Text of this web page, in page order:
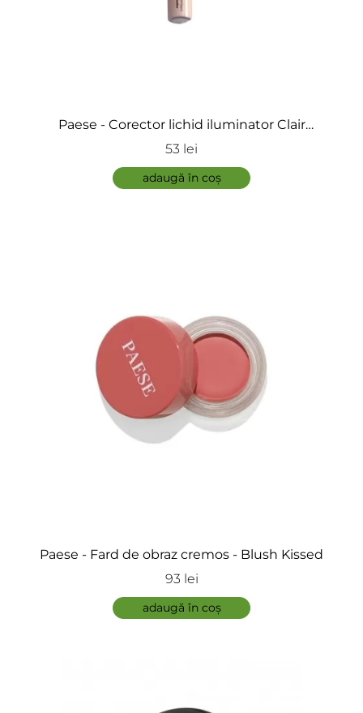
Paese - Corector lichid iluminator Clair
Brightening Concelar
53 lei
adaugă în coș
Paese - Fard de obraz cremos - Blush Kissed
93 lei
adaugă în coș